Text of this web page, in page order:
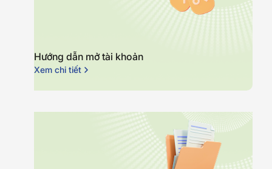
Hướng dẫn mở tài khoản
Xem chi tiết